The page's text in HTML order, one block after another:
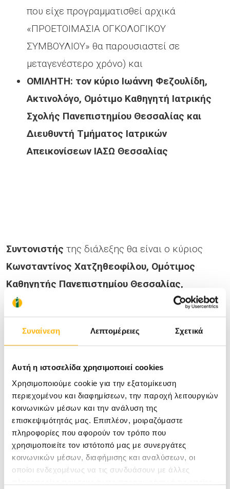
Συναίνεση Λεπτομέρειες Σχετικά
Αυτή η ιστοσελίδα χρησιμοποιεί cookies
Χρησιμοποιούμε cookie για την εξατομίκευση
περιεχομένου και διαφημίσεων, την παροχή λειτουργιών
κοινωνικών μέσων και την ανάλυση της
επισκεψιμότητάς μας. Επιπλέον, μοιραζόμαστε
πληροφορίες που αφορούν τον τρόπο που
χρησιμοποιείτε τον ιστότοπό μας με συνεργάτες
κοινωνικών μέσων, διαφήμισης και αναλύσεων, οι
οποίοι ενδεχομένως να τις συνδυάσουν με άλλες
που είχε προγραμματισθεί αρχικά
«ΠΡΟΕΤΟΙΜΑΣΙΑ ΟΓΚΟΛΟΓΙΚΟΥ
ΣΥΜΒΟΥΛΙΟΥ» θα παρουσιαστεί σε
μεταγενέστερο χρόνο) και
ΟΜΙΛΗΤΗ: τον κύριο Ιωάννη Φεζουλίδη,
Ακτινολόγο, Ομότιμο Καθηγητή Ιατρικής
Σχολής Πανεπιστημίου Θεσσαλίας και
Διευθυντή Τμήματος Ιατρικών
Απεικονίσεων ΙΑΣΩ Θεσσαλίας
Συντονιστής της διάλεξης θα είναι ο κύριος
Κωνσταντίνος Χατζηθεοφίλου, Ομότιμος
Καθηγητής Πανεπιστημίου Θεσσαλίας,
Χειρουργός, Πρόεδρος Επιστημονικού
Συμβουλίου ΙΑΣΩ Θεσσαλίας.
προσωπικού σας υπολογιστή ή την εφαρμογή
Microsoft Teams μέσω κινητού τηλεφώνου στο
ακόλουθο link:http://bit.ly/36R75w2
Η συμμετοχή σας στις Επιστημονικές
Εκδηλώσεις τουΙΑΣΩ Θεσσαλίαςείναι ιδιαίτερη